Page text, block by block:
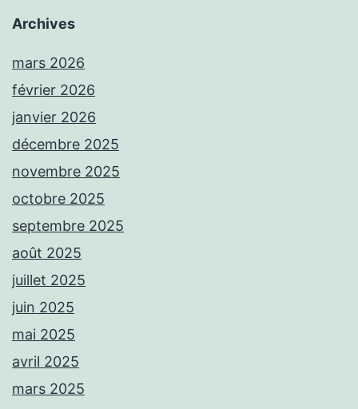
Archives
mars 2026
février 2026
janvier 2026
décembre 2025
novembre 2025
octobre 2025
septembre 2025
août 2025
juillet 2025
juin 2025
mai 2025
avril 2025
mars 2025